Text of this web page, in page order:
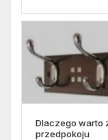
Dlaczego warto
przedpokoju